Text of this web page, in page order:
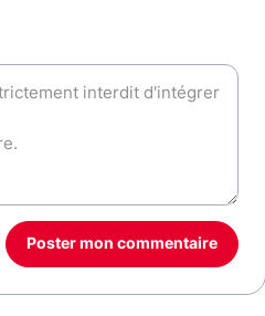
Poster mon commentaire